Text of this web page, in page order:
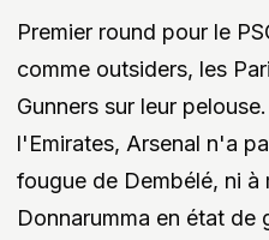
Premier round pour le
comme outsiders, les
Gunners sur leur
l'Emirates, Arsenal n'a
fougue de Dembélé, ni à
Donnarumma en état de